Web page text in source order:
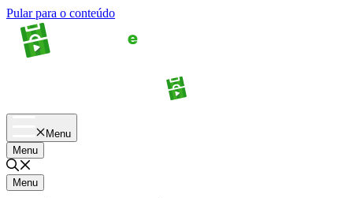
Pular para o conteúdo
Menu
Menu
Menu